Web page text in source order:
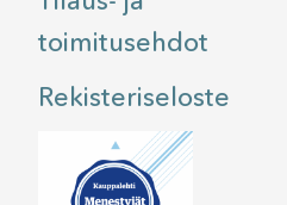
toimitusehdot
Rekisteriseloste